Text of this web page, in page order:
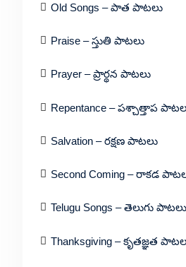
Old Songs – పాత పాటలు
Praise – స్తుతి పాటలు
Prayer – ప్రార్థన పాటలు
Repentance – పశ్చాత్తాప
Salvation – రక్షణ పాటలు
Second Coming – రాకడ
Telugu Songs – తెలుగు పాటలు
Thanksgiving – కృతజ్ఞత